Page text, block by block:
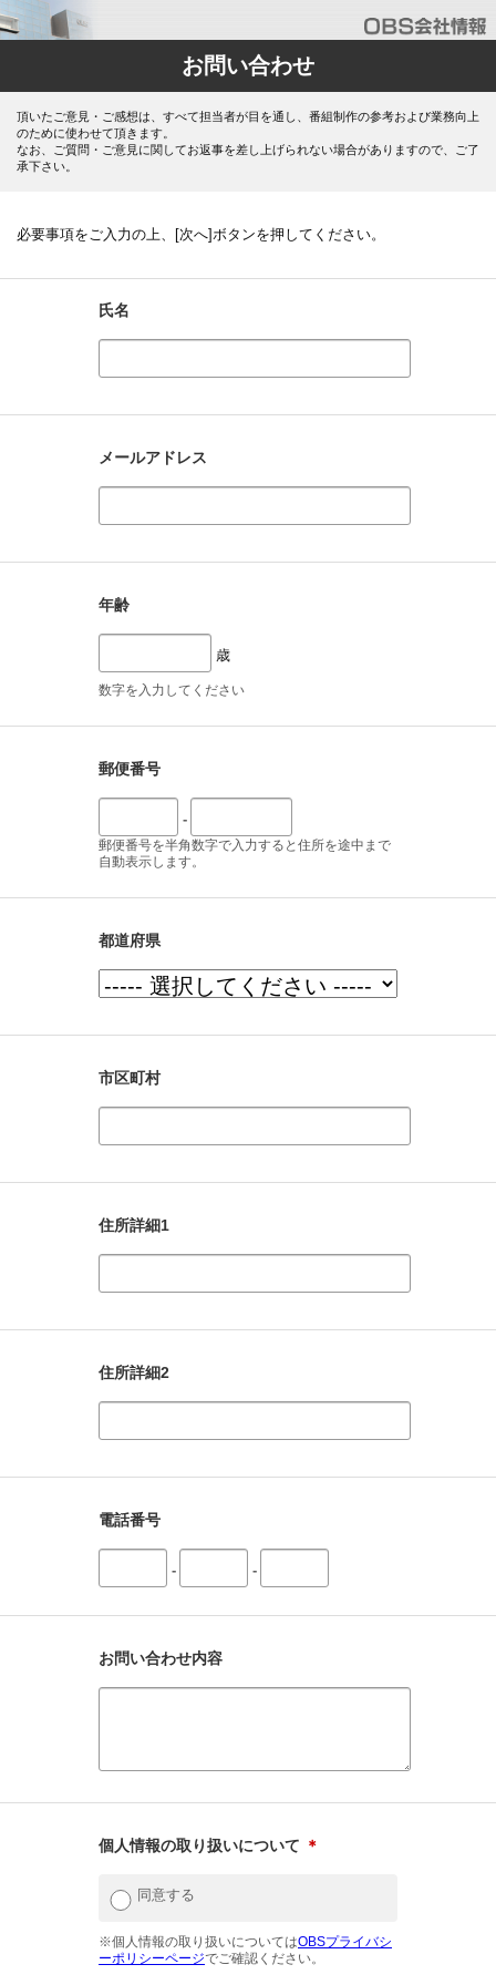
お問い合わせ
頂いたご意見・ご感想は、すべて担当者が目を通し、番組制作の参考および業務向上
のために使わせて頂きます。
なお、ご質問・ご意見に関してお返事を差し上げられない場合がありますので、ご了
承下さい。
必要事項をご入力の上、[次へ]ボタンを押してください。
氏名
メールアドレス
年齢
歳
数字を入力してください
郵便番号
-
郵便番号を半角数字で入力すると住所を途中まで
自動表示します。
都道府県
市区町村
住所詳細1
住所詳細2
電話番号
- -
お問い合わせ内容
個人情報の取り扱いについて ＊
同意する
※個人情報の取り扱いについてはOBSプライバシ
ーポリシーページでご確認ください。